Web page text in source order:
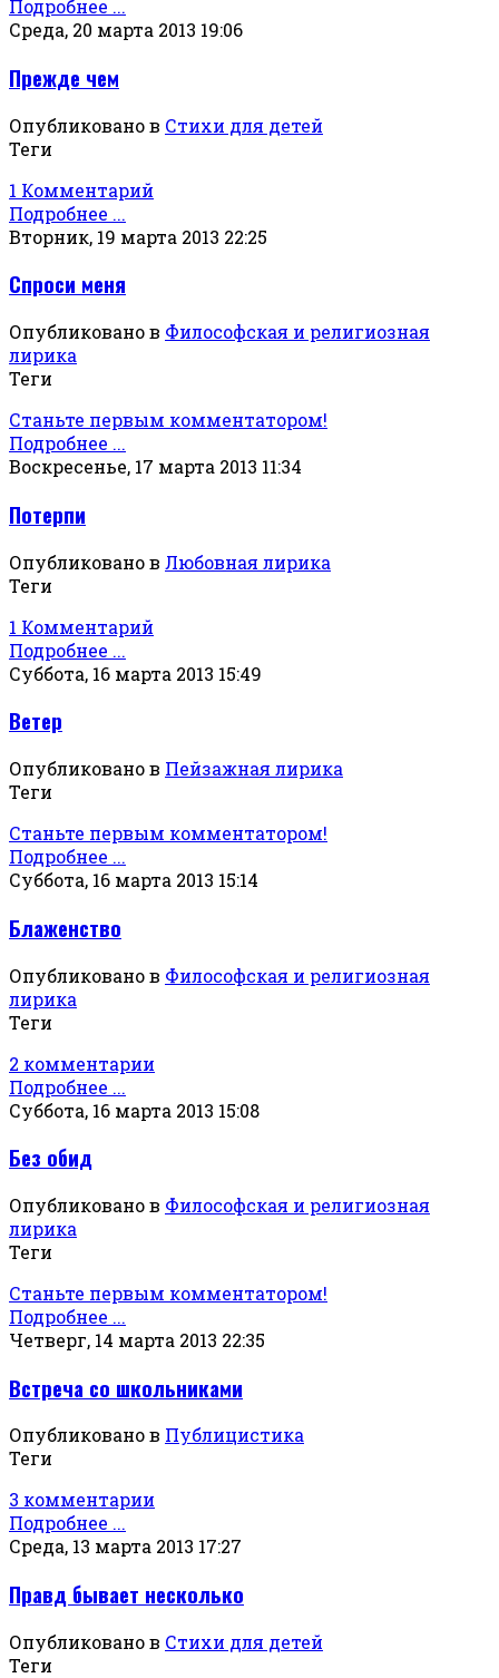
Подробнее ...
Среда, 20 марта 2013 19:06
Прежде чем
Опубликовано в Стихи для детей
Теги
1 Комментарий
Подробнее ...
Вторник, 19 марта 2013 22:25
Спроси меня
Опубликовано в Философская и религиозная
лирика
Теги
Станьте первым комментатором!
Подробнее ...
Воскресенье, 17 марта 2013 11:34
Потерпи
Опубликовано в Любовная лирика
Теги
1 Комментарий
Подробнее ...
Суббота, 16 марта 2013 15:49
Ветер
Опубликовано в Пейзажная лирика
Теги
Станьте первым комментатором!
Подробнее ...
Суббота, 16 марта 2013 15:14
Блаженство
Опубликовано в Философская и религиозная
лирика
Теги
2 комментарии
Подробнее ...
Суббота, 16 марта 2013 15:08
Без обид
Опубликовано в Философская и религиозная
лирика
Теги
Станьте первым комментатором!
Подробнее ...
Четверг, 14 марта 2013 22:35
Встреча со школьниками
Опубликовано в Публицистика
Теги
3 комментарии
Подробнее ...
Среда, 13 марта 2013 17:27
Правд бывает несколько
Опубликовано в Стихи для детей
Теги